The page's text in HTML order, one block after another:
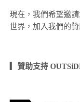
現在，我們希望邀
世界，加入我們的
▎贊助支持